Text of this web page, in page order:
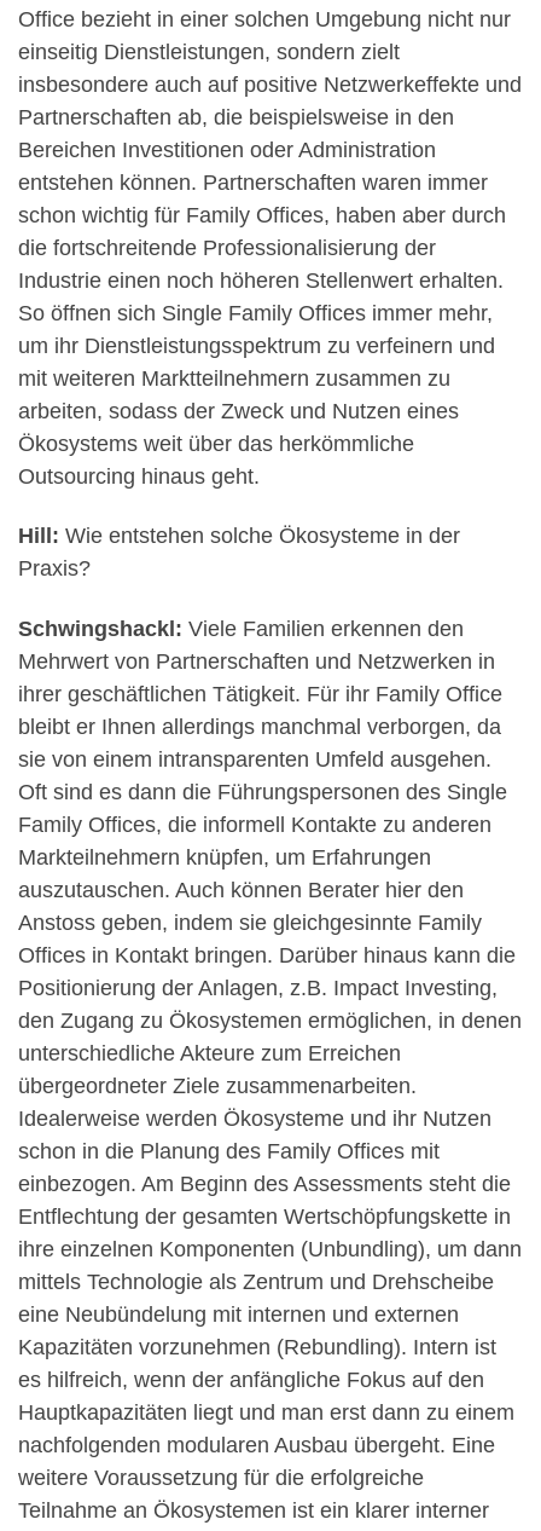
Office bezieht in einer solchen Umgebung nicht nur
einseitig Dienstleistungen, sondern zielt
insbesondere auch auf positive Netzwerkeffekte und
Partnerschaften ab, die beispielsweise in den
Bereichen Investitionen oder Administration
entstehen können. Partnerschaften waren immer
schon wichtig für Family Offices, haben aber durch
die fortschreitende Professionalisierung der
Industrie einen noch höheren Stellenwert erhalten.
So öffnen sich Single Family Offices immer mehr,
um ihr Dienstleistungsspektrum zu verfeinern und
mit weiteren Marktteilnehmern zusammen zu
arbeiten, sodass der Zweck und Nutzen eines
Ökosystems weit über das herkömmliche
Outsourcing hinaus geht.
Hill: Wie entstehen solche Ökosysteme in der
Praxis?
Schwingshackl: Viele Familien erkennen den
Mehrwert von Partnerschaften und Netzwerken in
ihrer geschäftlichen Tätigkeit. Für ihr Family Office
bleibt er Ihnen allerdings manchmal verborgen, da
sie von einem intransparenten Umfeld ausgehen.
Oft sind es dann die Führungspersonen des Single
Family Offices, die informell Kontakte zu anderen
Markteilnehmern knüpfen, um Erfahrungen
auszutauschen. Auch können Berater hier den
Anstoss geben, indem sie gleichgesinnte Family
Offices in Kontakt bringen. Darüber hinaus kann die
Positionierung der Anlagen, z.B. Impact Investing,
den Zugang zu Ökosystemen ermöglichen, in denen
unterschiedliche Akteure zum Erreichen
übergeordneter Ziele zusammenarbeiten.
Idealerweise werden Ökosysteme und ihr Nutzen
schon in die Planung des Family Offices mit
einbezogen. Am Beginn des Assessments steht die
Entflechtung der gesamten Wertschöpfungskette in
ihre einzelnen Komponenten (Unbundling), um dann
mittels Technologie als Zentrum und Drehscheibe
eine Neubündelung mit internen und externen
Kapazitäten vorzunehmen (Rebundling). Intern ist
es hilfreich, wenn der anfängliche Fokus auf den
Hauptkapazitäten liegt und man erst dann zu einem
nachfolgenden modularen Ausbau übergeht. Eine
weitere Voraussetzung für die erfolgreiche
Teilnahme an Ökosystemen ist ein klarer interner